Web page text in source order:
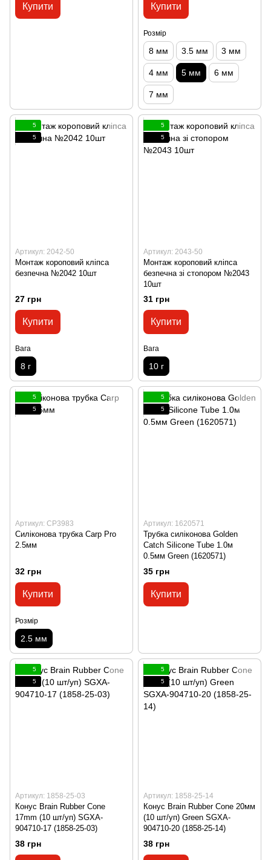
Купити Купити
Розмір
8 мм 3.5 мм 3 мм
4 мм 5 мм 6 мм
7 мм
5
5
Артикул: 2042-50
Монтаж короповий кліпса
безпечна №2042 10шт
27 грн
Купити
Вага
8 г
5
5
Артикул: 2043-50
Монтаж короповий кліпса
безпечна зі стопором №2043
10шт
31 грн
Купити
Вага
10 г
5
5
Артикул: CP3983
Силіконова трубка Carp Pro
2.5мм
32 грн
Купити
Розмір
2.5 мм
5
5
Артикул: 1620571
Трубка силіконова Golden
Catch Silicone Tube 1.0м
0.5мм Green (1620571)
35 грн
Купити
5
5
Артикул: 1858-25-03
Конус Brain Rubber Cone
17mm (10 шт/уп) SGXA-
904710-17 (1858-25-03)
38 грн
5
5
Артикул: 1858-25-14
Конус Brain Rubber Cone 20мм
(10 шт/уп) Green SGXA-
904710-20 (1858-25-14)
38 грн